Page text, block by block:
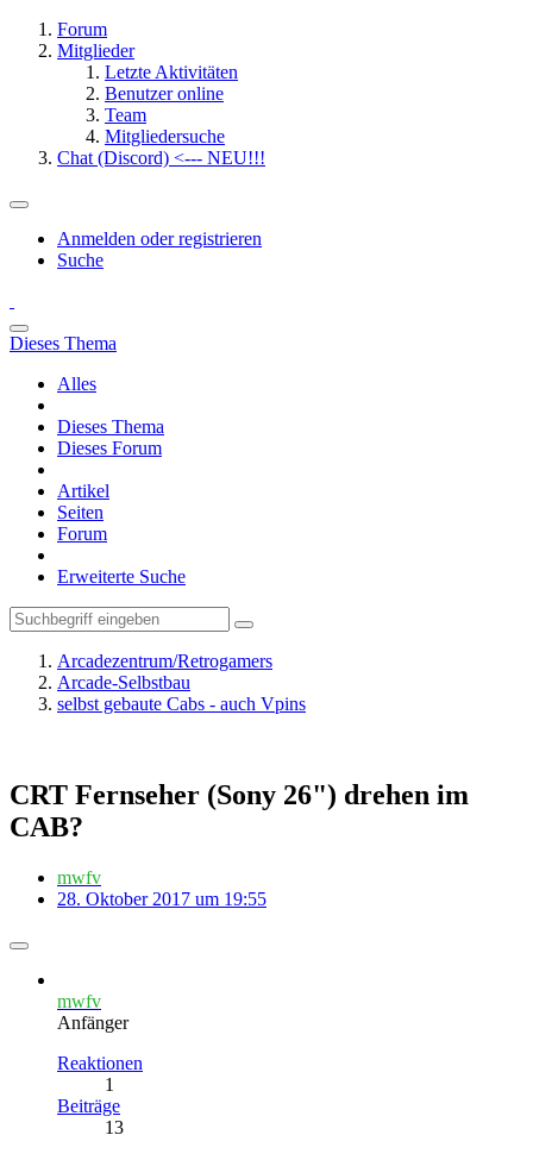
Forum
Mitglieder
Letzte Aktivitäten
Benutzer online
Team
Mitgliedersuche
Chat (Discord) <--- NEU!!!
Anmelden oder registrieren
Suche
Dieses Thema
Alles
Dieses Thema
Dieses Forum
Artikel
Seiten
Forum
Erweiterte Suche
Arcadezentrum/Retrogamers
Arcade-Selbstbau
selbst gebaute Cabs - auch Vpins
CRT Fernseher (Sony 26") drehen im
CAB?
mwfv
28. Oktober 2017 um 19:55
mwfv
Anfänger
Reaktionen
1
Beiträge
13